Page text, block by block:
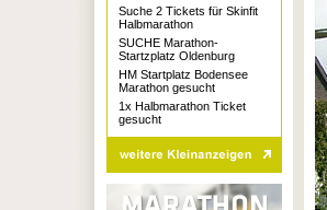
Suche 2 Tickets für Skinfit
Halbmarathon
SUCHE Marathon-
Startzplatz Oldenburg
HM Startplatz Bodensee
Marathon gesucht
1x Halbmarathon Ticket
gesucht